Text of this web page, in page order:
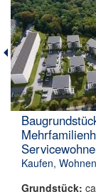
Kaufen, Wohnen
Grundstück: